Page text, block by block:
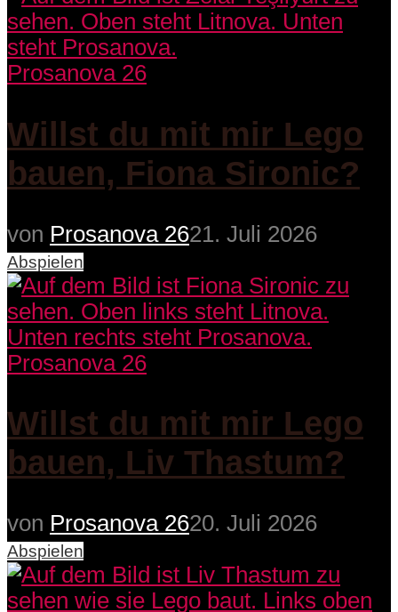
Prosanova 26
Willst du mit mir Lego
bauen, Fiona Sironic?
von Prosanova 2621. Juli 2026
Abspielen
Prosanova 26
Willst du mit mir Lego
bauen, Liv Thastum?
von Prosanova 2620. Juli 2026
Abspielen